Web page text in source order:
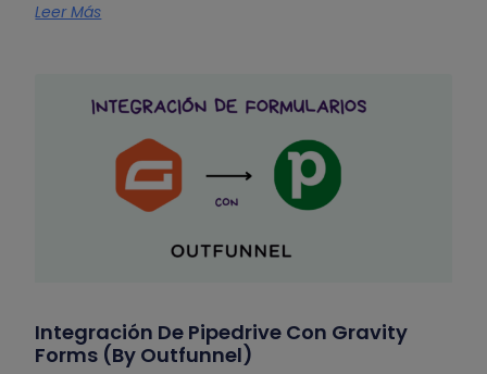
Leer Más
Integración De Pipedrive Con Gravity
Forms (by Outfunnel)